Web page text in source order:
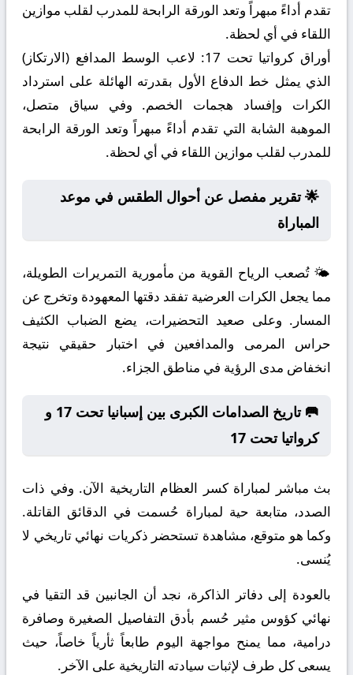
تقدم أداءً مبهراً وتعد الورقة الرابحة للمدرب لقلب موازين
اللقاء في أي لحظة.
أوراق كرواتيا تحت 17:
لاعب الوسط المدافع (الارتكاز)
الذي يمثل خط الدفاع الأول بقدرته الهائلة على استرداد
الكرات وإفساد هجمات الخصم. وفي سياق متصل،
الموهبة الشابة التي تقدم أداءً مبهراً وتعد الورقة الرابحة
للمدرب لقلب موازين اللقاء في أي لحظة.
🌟 تقرير مفصل عن أحوال الطقس في موعد
المباراة
🌤️ تُصعب الرياح القوية من مأمورية التمريرات الطويلة،
مما يجعل الكرات العرضية تفقد دقتها المعهودة وتخرج عن
المسار. وعلى صعيد التحضيرات، يضع الضباب الكثيف
حراس المرمى والمدافعين في اختبار حقيقي نتيجة
انخفاض مدى الرؤية في مناطق الجزاء.
🥅 تاريخ الصدامات الكبرى بين إسبانيا تحت 17 و
كرواتيا تحت 17
بث مباشر لمباراة كسر العظام التاريخية الآن. وفي ذات
الصدد، متابعة حية لمباراة حُسمت في الدقائق القاتلة.
وكما هو متوقع، مشاهدة تستحضر ذكريات نهائي تاريخي لا
يُنسى.
بالعودة إلى دفاتر الذاكرة، نجد أن الجانبين قد التقيا في
نهائي كؤوس مثير حُسم بأدق التفاصيل الصغيرة وصافرة
درامية، مما يمنح مواجهة اليوم طابعاً ثأرياً خاصاً، حيث
يسعى كل طرف لإثبات سيادته التاريخية على الآخر.